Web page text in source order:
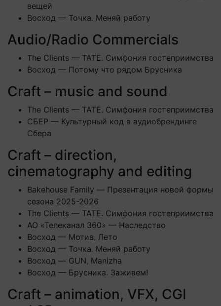
вещей
Восход — Точка. Меняй работу
Audio/Radio Commercials
The Clients — TATE. Симфония гостеприимства
Восход — Потому что рядом Брусника
Craft – music and sound
The Clients — TATE. Симфония гостеприимства
СБЕР — Культурный код в аудиобрендинге
Сбера
Craft – direction,
cinematography and editing
Bakehouse Family — Презентация новой формы
сезона 2025-2026
The Clients — TATE. Симфония гостеприимства
АО «Телеканал 360» — Наследство
Восход — Мотив. Лето
Восход — Точка. Меняй работу
Восход — GUN, Manizha
Восход — Брусника. Заживем!
Craft – animation, VFX, CGI